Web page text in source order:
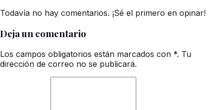
Todavía no hay comentarios. ¡Sé el primero en opinar!
Deja un comentario
Los campos obligatorios están marcados con *. Tu
dirección de correo no se publicará.